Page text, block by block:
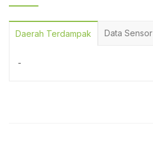
Daerah Terdampak Data Sensor
-